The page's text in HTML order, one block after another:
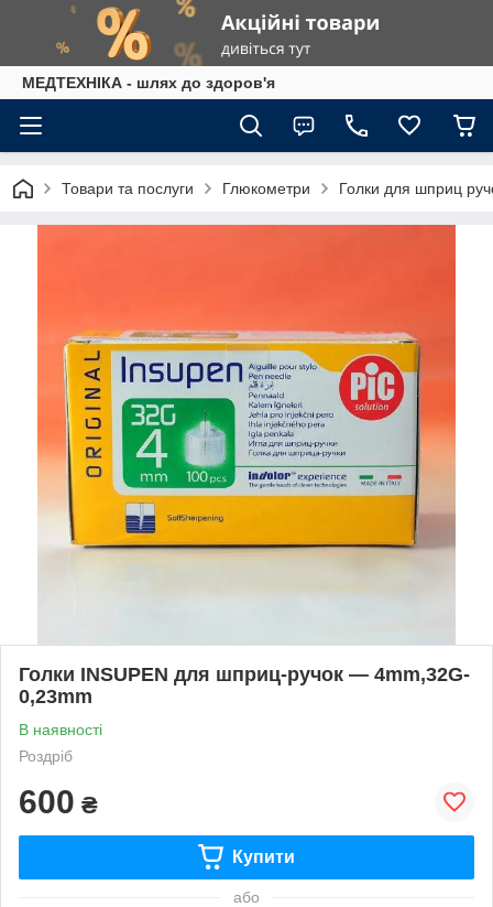
МЕДТЕХНІКА - шлях до здоров'я
Товари та послуги Глюкометри Голки для шприц
Голки INSUPEN для шприц-ручок — 4mm,32G-
0,23mm
В наявності
Роздріб
600 ₴
Купити
або